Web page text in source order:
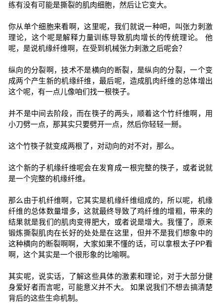
练有没有可能是撕裂的肌肉细胞，然后让它变大。
你从单个细胞来看啊，这里呢，我们就说一种吧，叫张力刺激
理论，这个呢是解释力量训练导致肌肉增长的传统理论。 他
呢，是说机缘纤维啊，在受到机械张力刺激之后呢会？
纵向的分裂啊，技术不是横向的断裂，是纵向的分裂，一个变
成两个产生新的机缘纤维，最后呢，造成肌肉纤维的总体增出
这个呢，有一点儿像咱们找一根筷子。
并不是中间去阶段，而在筷子的两头，顺着这个竹纤维啊，用
小刀劈一点，那其实只要劈开一点，然后你轻轻一掰。
这个竹筷子就变成两根了，对动向的对不对，那么。
这个新的子机缘纤维呢会在发育成一根完整的筷子，或者说就
是一个完整的机缘纤维。
那么由于机纤维啊，它其实是机缘纤维组成的，所以呢，机缘
纤维的总体数量增多，这就最终导致了鸡纤维的增粗，带来的
结果就是我们的肌肉变得肥大，或者说是增大。我懂了，原来
锻炼撕裂肌肉在长好的处处是在这里，但并不是我们想象中的
这种横向的断裂啊啊，大家如果不懂的话，可以拿根太子PP看
啊，这个其实是一个很形象的比喻啊。
其实呢，说实话，了解这些具体的激素和理论，对于大部分健
身爱好者而言呢，可能意义并不大。 如果说我们不想去搞清楚
背后的这些生命机制。